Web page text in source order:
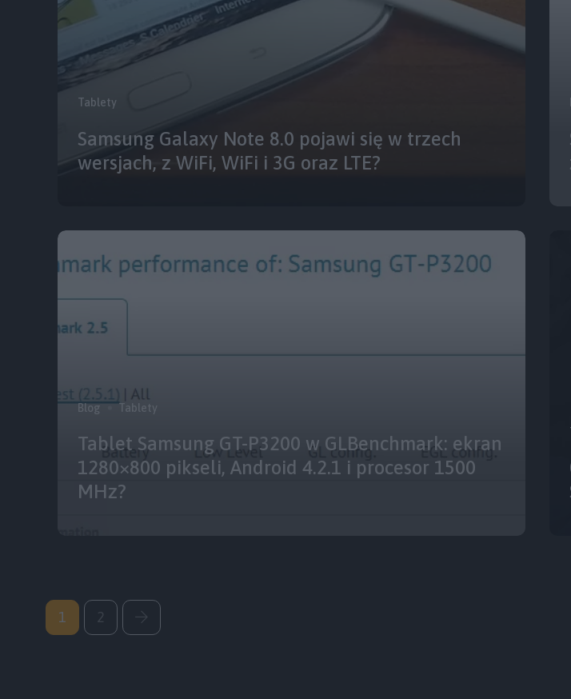
Tablety
Samsung Galaxy Note 8.0 pojawi się w trzech
wersjach, z WiFi, WiFi i 3G oraz LTE?
Blog Tablety
Tablet Samsung GT-P3200 w GLBenchmark: ekran
1280×800 pikseli, Android 4.2.1 i procesor 1500
MHz?
1 2